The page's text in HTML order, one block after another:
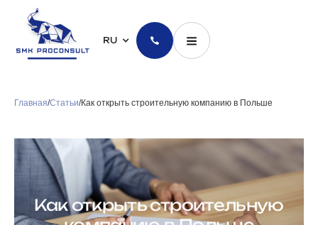
RU
Главная/Статьи/Как открыть строительную компанию в Польше
Как открыть строительную